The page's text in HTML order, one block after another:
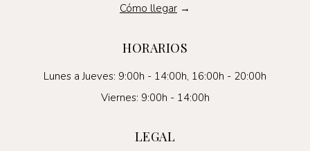
Cómo llegar →
HORARIOS
Lunes a Jueves: 9:00h - 14:00h, 16:00h - 20:00h
Viernes: 9:00h - 14:00h
LEGAL